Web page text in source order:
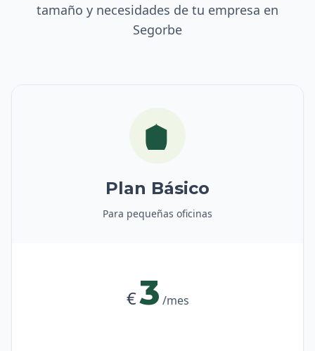
tamaño y necesidades de tu empresa en
Segorbe
Plan Básico
Para pequeñas oficinas
€3 /mes